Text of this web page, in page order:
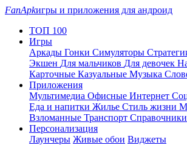
FanApkигры и приложения для андроид
ТОП 100
Игры
Аркады Гонки Симуляторы
Экшен Для мальчиков Для девочек
Карточные Казуальные Музыка
Приложения
Мультимедиа Офисные Интернет
Еда и напитки Жилье Стиль жизни
Взломанные Транспорт Справочники
Персонализация
Лаунчеры Живые обои Виджеты